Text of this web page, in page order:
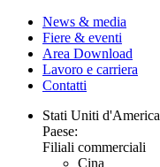
News & media
Fiere & eventi
Area Download
Lavoro e carriera
Contatti
Stati Uniti d'America
Paese:
Filiali commerciali
Cina